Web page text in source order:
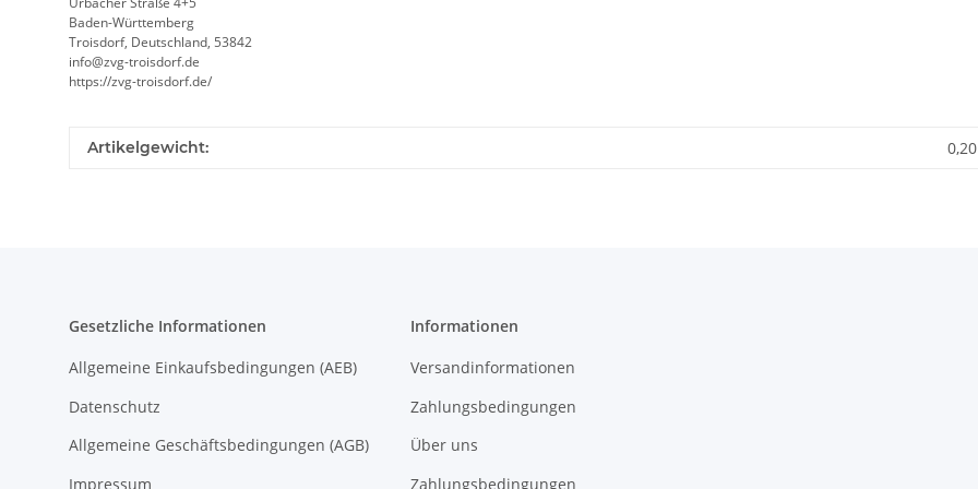
Baden-Württemberg
Troisdorf, Deutschland, 53842
info@zvg-troisdorf.de
https://zvg-troisdorf.de/
Artikelgewicht: 0,20
Gesetzliche Informationen
Allgemeine Einkaufsbedingungen (AEB)
Datenschutz
Allgemeine Geschäftsbedingungen (AGB)
Impressum
Informationen
Versandinformationen
Zahlungsbedingungen
Über uns
Zahlungsbedingungen